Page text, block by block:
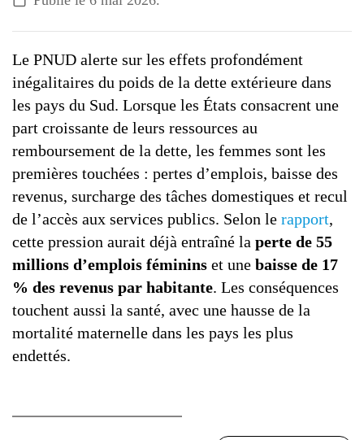
G7 / G20
TOUS LES THÈMES
VIDÉOS
Le PNUD alerte sur les effets profondément
inégalitaires du poids de la dette extérieure dans
les pays du Sud. Lorsque les États consacrent une
part croissante de leurs ressources au
remboursement de la dette, les femmes sont les
premières touchées : pertes d’emplois, baisse des
revenus, surcharge des tâches domestiques et recul
de l’accès aux services publics. Selon le rapport,
cette pression aurait déjà entraîné la perte de 55
millions d’emplois féminins et une baisse de 17
% des revenus par habitante. Les conséquences
touchent aussi la santé, avec une hausse de la
mortalité maternelle dans les pays les plus
endettés.